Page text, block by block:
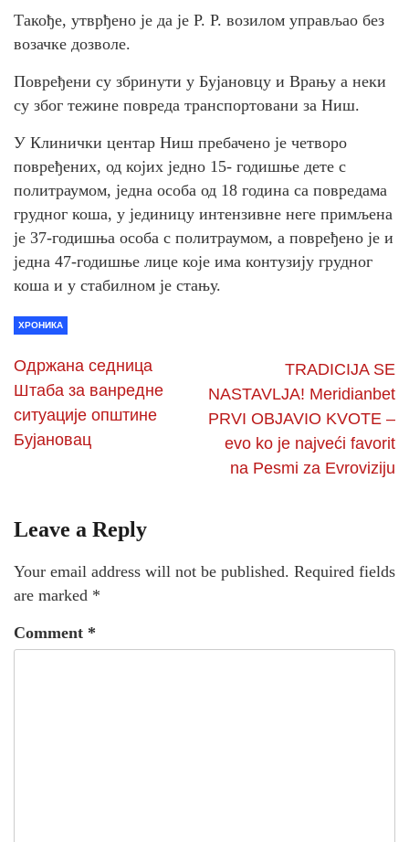
Такође, утврђено је да је Р. Р. возилом управљао без
возачке дозволе.
Повређени су збринути у Бујановцу и Врању а неки
су због тежине повреда транспортовани за Ниш.
У Клинички центар Ниш пребачено је четворо
повређених, од којих једно 15- годишње дете с
политраумом, једна особа од 18 година са повредама
грудног коша, у јединицу интензивне неге примљена
је 37-годишња особа с политраумом, а повређено је и
једна 47-годишње лице које има контузију грудног
коша и у стабилном је стању.
ХРОНИКА
Одржана седница
Штаба за ванредне
ситуације општине
Бујановац
TRADICIJA SE
NASTAVLJA! Meridianbet
PRVI OBJAVIO KVOTE –
evo ko je najveći favorit
na Pesmi za Evroviziju
Leave a Reply
Your email address will not be published. Required fields
are marked *
Comment *